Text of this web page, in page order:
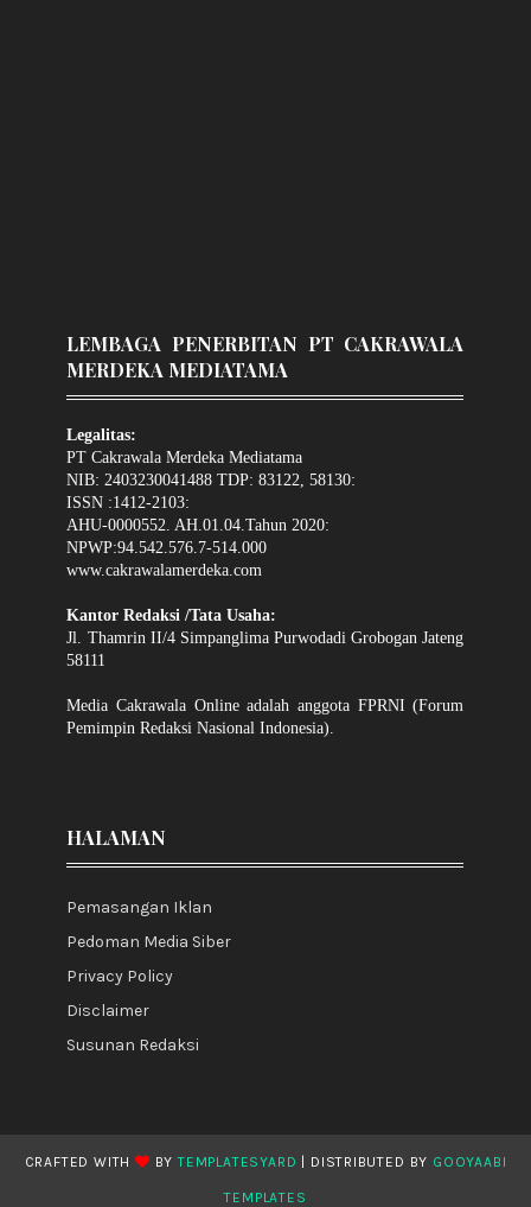
LEMBAGA PENERBITAN PT CAKRAWALA
MERDEKA MEDIATAMA
Legalitas:
PT Cakrawala Merdeka Mediatama
NIB: 2403230041488 TDP: 83122, 58130:
ISSN :1412-2103:
AHU-0000552. AH.01.04.Tahun 2020:
NPWP:94.542.576.7-514.000
www.cakrawalamerdeka.com
Kantor Redaksi /Tata Usaha:
Jl. Thamrin II/4 Simpanglima Purwodadi Grobogan Jateng
58111
Media Cakrawala Online adalah anggota FPRNI (Forum
Pemimpin Redaksi Nasional Indonesia).
HALAMAN
Pemasangan Iklan
Pedoman Media Siber
Privacy Policy
Disclaimer
Susunan Redaksi
CRAFTED WITH BYTEMPLATESYARD | DISTRIBUTED BY GOOYAABI
TEMPLATES